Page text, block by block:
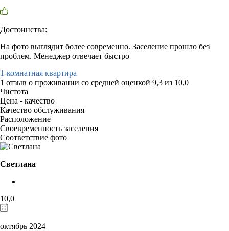
Достоинства:
На фото выглядит более современно. Заселение прошло без
проблем. Менеджер отвечает быстро
1-комнатная квартира
1 отзыв о проживании со средней оценкой 9,3 из 10,0
Чистота
Цена - качество
Качество обслуживания
Расположение
Своевременность заселения
Соответствие фото
Светлана
10,0
октябрь 2024